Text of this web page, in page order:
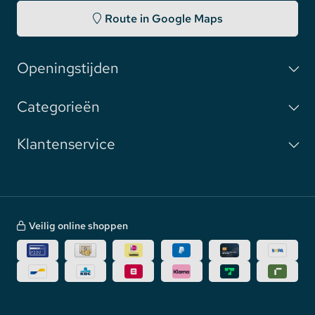
Route in Google Maps
Openingstijden
Categorieën
Klantenservice
Veilig online shoppen